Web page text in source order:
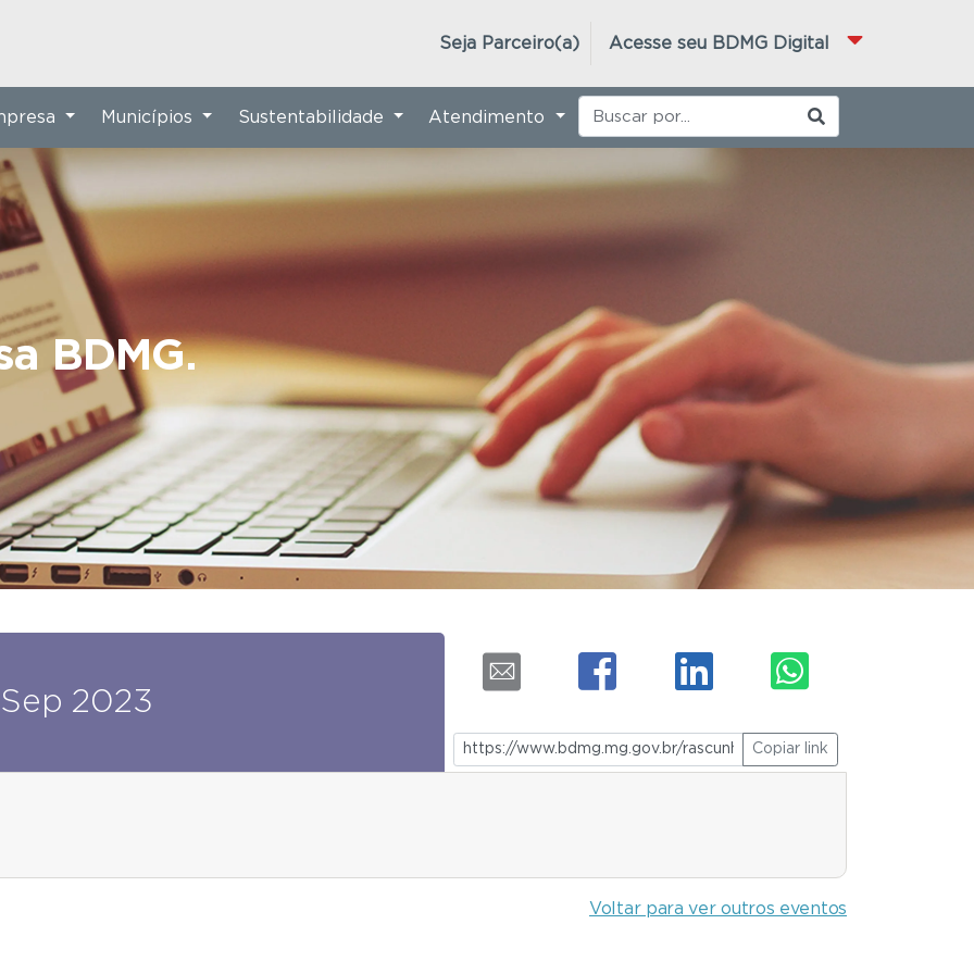
Acesse seu BDMG Digital
Seja Parceiro(a)
BDMG.
Municípios Sustentabilidade Atendimento
Sep 2023
Copiar link
Voltar para ver outros eventos